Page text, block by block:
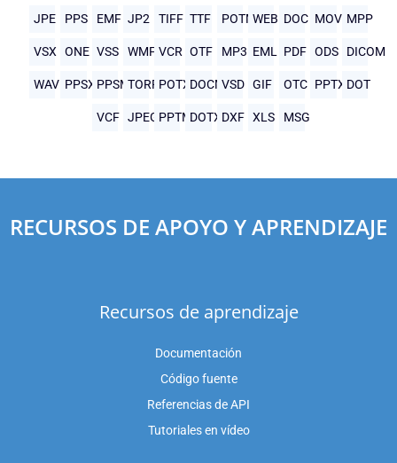
JPE PPS EMF JP2 TIFF TTF POTMWEBPDOC MOV MPP
VSX ONE VSS WMF VCR OTF MP3 EML PDF ODS DICOM
WAV PPSX PPSMTORRENT
POTXDOCMVSD GIF OTC PPTX DOT
VCF JPEG PPTMDOTX DXF XLS MSG
RECURSOS DE APOYO Y APRENDIZAJE
Recursos de aprendizaje
Documentación
Código fuente
Referencias de API
Tutoriales en vídeo